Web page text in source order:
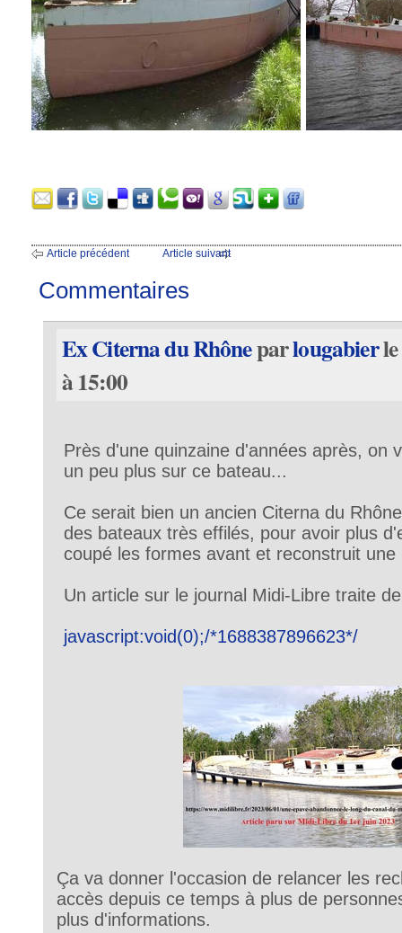
Article précédent Article suivant
Commentaires
Ex Citerna du Rhôneparlougabierle
à 15:00
Près d'une quinzaine d'années après, on
un peu plus sur ce bateau...
Ce serait bien un ancien Citerna du
des bateaux très effilés, pour avoir plus
coupé les formes avant et reconstruit
Un article sur le journal Midi-Libre traite
javascript:void(0);/*1688387896623*/
Ça va donner l'occasion de relancer les
accès depuis ce temps à plus de
plus d'informations.